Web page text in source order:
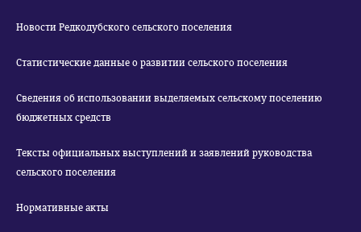
Новости Редкодубского сельского поселения
Статистические данные о развитии сельского поселения
Сведения об использовании выделяемых сельскому поселению
бюджетных средств
Тексты официальных выступлений и заявлений руководства
сельского поселения
Нормативные акты